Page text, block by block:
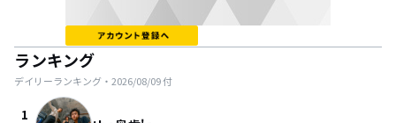
ランキング
デイリーランキング・ 2026/08/09付
1